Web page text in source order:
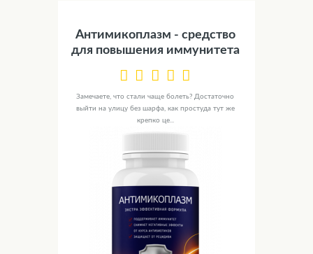
Антимикоплазм - средство
для повышения иммунитета
Замечаете, что стали чаще болеть? Достаточно
выйти на улицу без шарфа, как простуда тут же
крепко це...